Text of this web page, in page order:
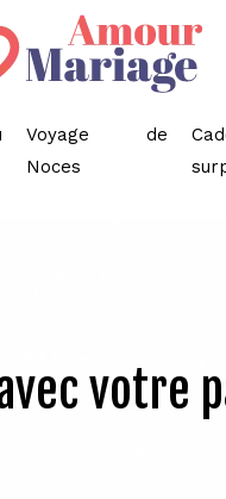
Voyage de
Noces
votre